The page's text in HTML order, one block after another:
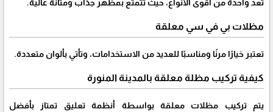
تُعد واحدة من أقوى الأنواع، حيث تتمتع بمظهر جذاب ومتانة عالية.
مظلات بي في سي معلقة
تعتبر خيارًا مرنًا ومناسبًا للعديد من الاستخدامات، وتأتي بألوان متعددة.
كيفية تركيب مظلة معلقة بالمدينة المنورة
يتم تركيب مظلات معلقة بواسطة أنظمة تعليق تمتاز بأفضل